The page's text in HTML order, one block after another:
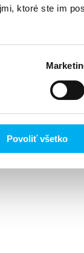
ktoré ste im
Povoliť všetko